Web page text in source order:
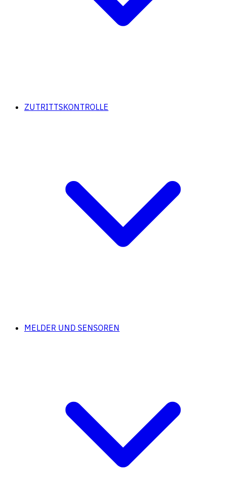
ZUTRITTSKONTROLLE
MELDER UND SENSOREN